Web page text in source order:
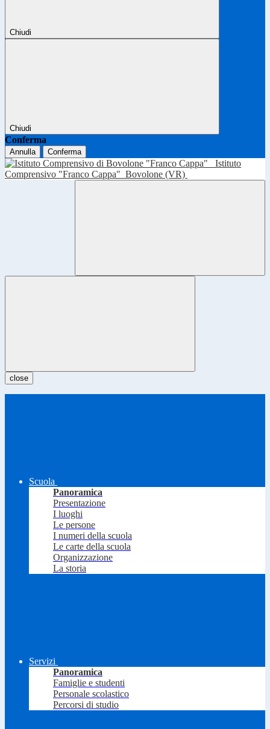
Chiudi
Chiudi
Conferma
Annulla Conferma
Istituto
Comprensivo "Franco Cappa" Bovolone (VR)
close
Scuola
Panoramica
Presentazione
I luoghi
Le persone
I numeri della scuola
Le carte della scuola
Organizzazione
La storia
Servizi
Panoramica
Famiglie e studenti
Personale scolastico
Percorsi di studio